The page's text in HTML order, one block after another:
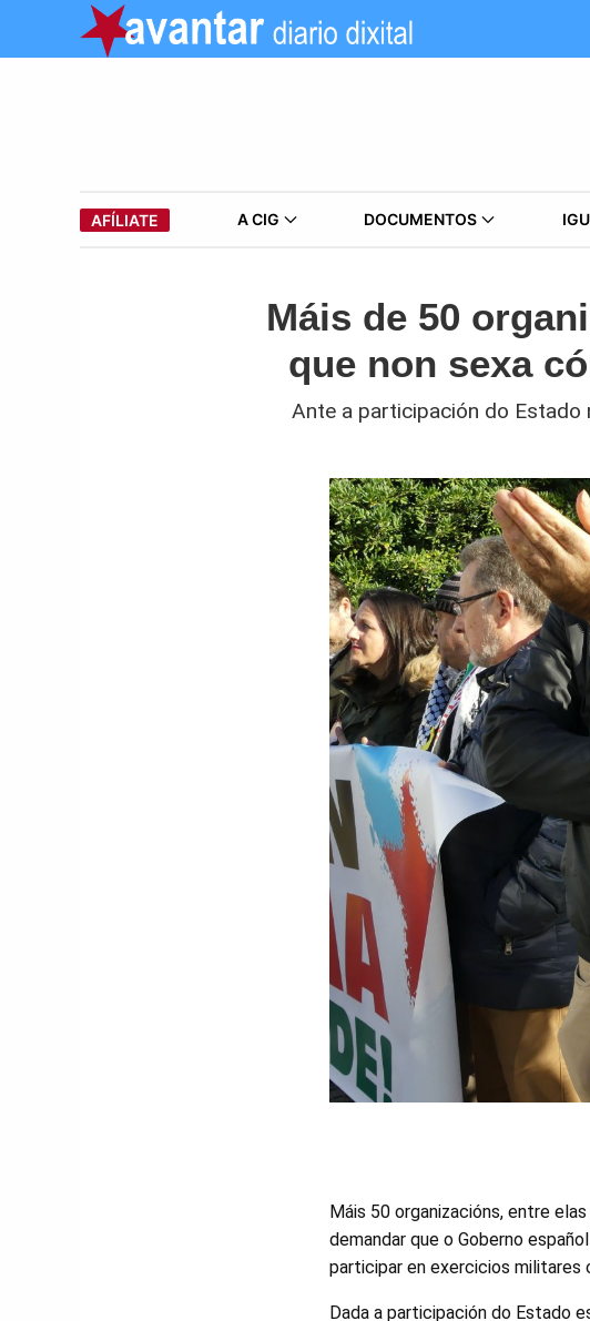
AFÍLIATE A CIG DOCUMENTOS
Máis de 50
que non sexa
Ante a participación do Estado
Máis 50 organizacións, entre
demandar que o Goberno
participar en exercicios militares
Dada a participación do Estado